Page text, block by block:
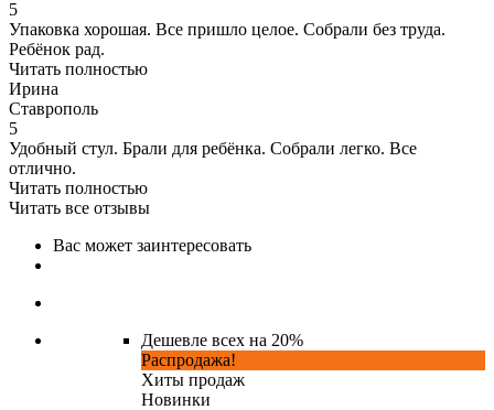
5
Упаковка хорошая. Все пришло целое. Собрали без труда.
Ребёнок рад.
Читать полностью
Ирина
Ставрополь
5
Удобный стул. Брали для ребёнка. Собрали легко. Все
отлично.
Читать полностью
Читать все отзывы
Вас может заинтересовать
Дешевле всех на 20%
Распродажа!
Хиты продаж
Новинки